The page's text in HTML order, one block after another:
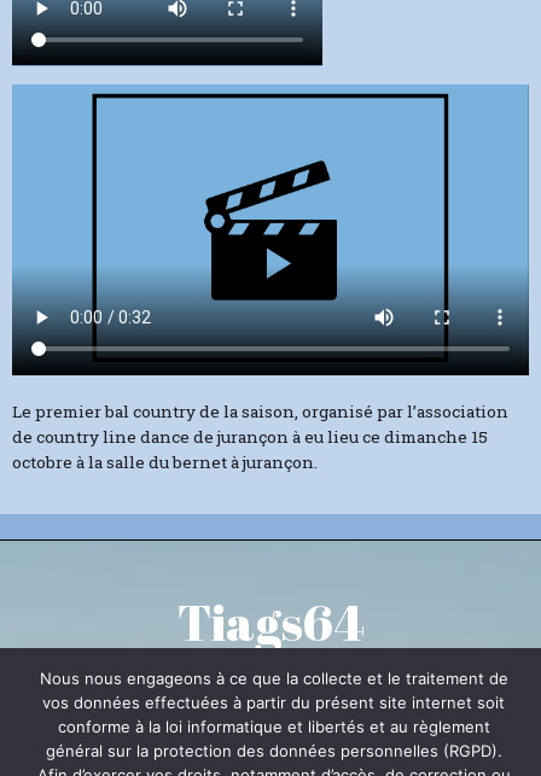
Le premier bal country de la saison, organisé par l’association
de country line dance de jurançon à eu lieu ce dimanche 15
octobre à la salle du bernet à jurançon.
Tiags64
Notre rôle, promouvoir la musique et la danse sous
Nous nous engageons à ce que la collecte et le traitement de
vos données effectuées à partir du présent site internet soit
conforme à la loi informatique et libertés et au règlement
général sur la protection des données personnelles (RGPD).